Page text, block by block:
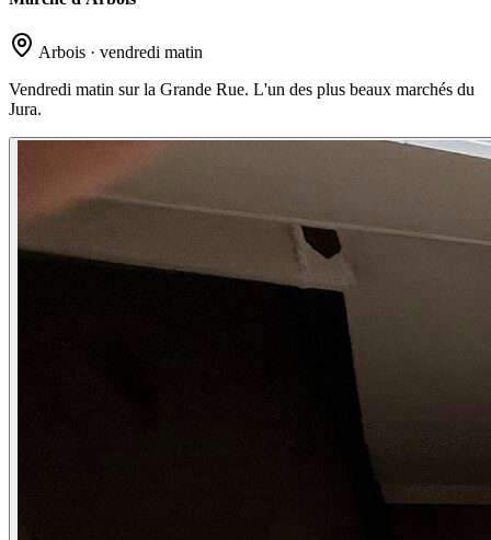
Arbois · vendredi matin
Vendredi matin sur la Grande Rue. L'un des plus beaux marchés du
Jura.